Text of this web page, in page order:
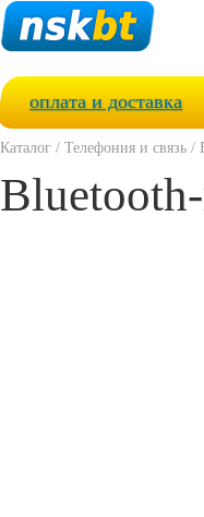
оплата и доставка
Каталог / Телефония и связь /